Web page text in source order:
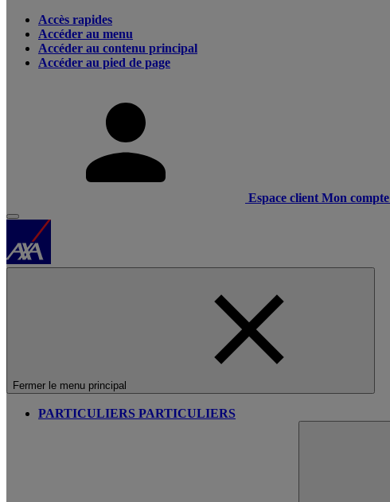
Accès rapides
Accéder au menu
Accéder au contenu principal
Accéder au pied de page
Espace client Mon compte
Fermer le menu principal
PARTICULIERS PARTICULIERS